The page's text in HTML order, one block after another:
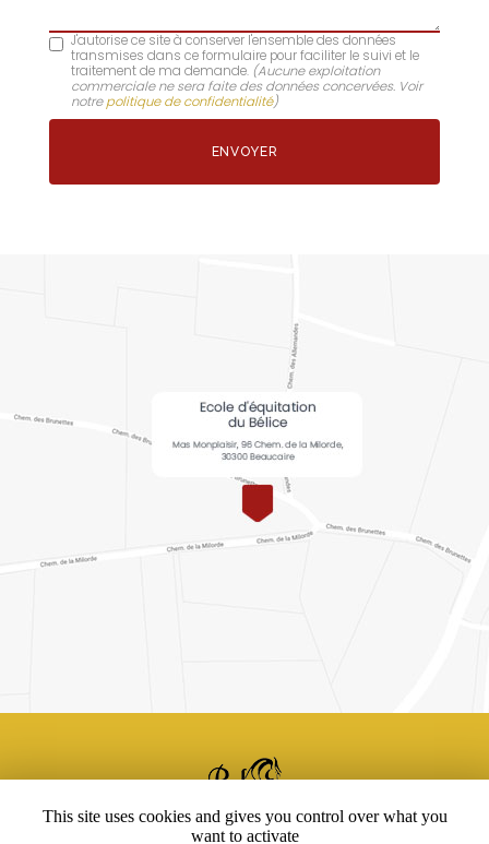
J'autorise ce site à conserver l'ensemble des données
transmises dans ce formulaire pour faciliter le suivi et le
traitement de ma demande. (Aucune exploitation
commerciale ne sera faite des données concervées. Voir
notrepolitique de confidentialité)
Ecole d'équitation du Bélice,Centre d'équitation
à Beaucaire
Mentions légales-Plan du site -Liens utiles
This site uses cookies and gives you control over what you
want to activate